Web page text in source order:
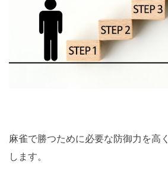
麻雀で勝つために必要な防御力を高
します。